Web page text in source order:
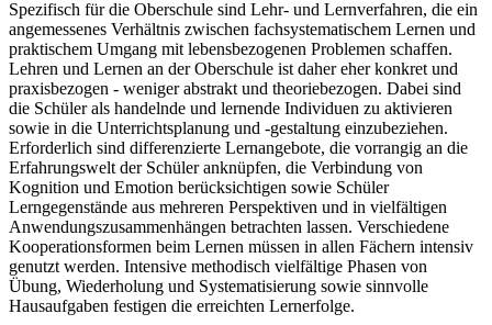
Spezifisch für die Oberschule sind Lehr- und Lernverfahren, die ein
angemessenes Verhältnis zwischen fachsystematischem Lernen und
praktischem Umgang mit lebensbezogenen Problemen schaffen.
Lehren und Lernen an der Oberschule ist daher eher konkret und
praxisbezogen - weniger abstrakt und theoriebezogen. Dabei sind
die Schüler als handelnde und lernende Individuen zu aktivieren
sowie in die Unterrichtsplanung und -gestaltung einzubeziehen.
Erforderlich sind differenzierte Lernangebote, die vorrangig an die
Erfahrungswelt der Schüler anknüpfen, die Verbindung von
Kognition und Emotion berücksichtigen sowie Schüler
Lerngegenstände aus mehreren Perspektiven und in vielfältigen
Anwendungszusammenhängen betrachten lassen. Verschiedene
Kooperationsformen beim Lernen müssen in allen Fächern intensiv
genutzt werden. Intensive methodisch vielfältige Phasen von
Übung, Wiederholung und Systematisierung sowie sinnvolle
Hausaufgaben festigen die erreichten Lernerfolge.